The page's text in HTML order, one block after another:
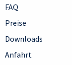
FAQ
Preise
Downloads
Anfahrt